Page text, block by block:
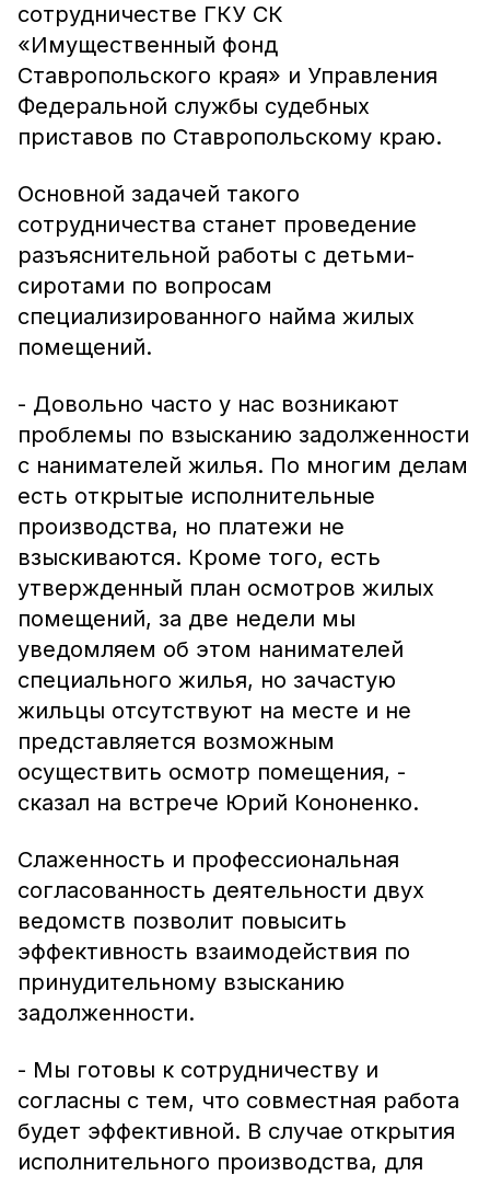
сотрудничестве ГКУ СК
«Имущественный фонд
Ставропольского края» и Управления
Федеральной службы судебных
приставов по Ставропольскому краю.
Основной задачей такого
сотрудничества станет проведение
разъяснительной работы с детьми-
сиротами по вопросам
специализированного найма жилых
помещений.
- Довольно часто у нас возникают
проблемы по взысканию задолженности
с нанимателей жилья. По многим делам
есть открытые исполнительные
производства, но платежи не
взыскиваются. Кроме того, есть
утвержденный план осмотров жилых
помещений, за две недели мы
уведомляем об этом нанимателей
специального жилья, но зачастую
жильцы отсутствуют на месте и не
представляется возможным
осуществить осмотр помещения, -
сказал на встрече Юрий Кононенко.
Слаженность и профессиональная
согласованность деятельности двух
ведомств позволит повысить
эффективность взаимодействия по
принудительному взысканию
задолженности.
- Мы готовы к сотрудничеству и
согласны с тем, что совместная работа
будет эффективной. В случае открытия
исполнительного производства, для